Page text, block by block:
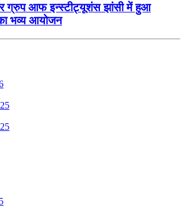
ग्रुप आफ इन्स्टीट्यूशंस झांसी में हुआ
भव्य आयोजन